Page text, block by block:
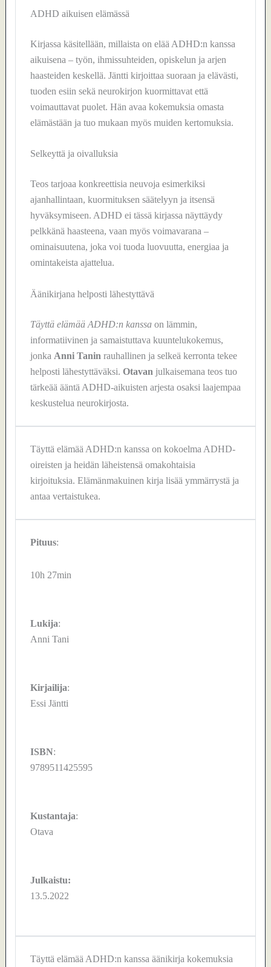
ADHD aikuisen elämässä
Kirjassa käsitellään, millaista on elää ADHD:n kanssa
aikuisena – työn, ihmissuhteiden, opiskelun ja arjen
haasteiden keskellä. Jäntti kirjoittaa suoraan ja elävästi,
tuoden esiin sekä neurokirjon kuormittavat että
voimauttavat puolet. Hän avaa kokemuksia omasta
elämästään ja tuo mukaan myös muiden kertomuksia.
Selkeyttä ja oivalluksia
Teos tarjoaa konkreettisia neuvoja esimerkiksi
ajanhallintaan, kuormituksen säätelyyn ja itsensä
hyväksymiseen. ADHD ei tässä kirjassa näyttäydy
pelkkänä haasteena, vaan myös voimavarana –
ominaisuutena, joka voi tuoda luovuutta, energiaa ja
omintakeista ajattelua.
Äänikirjana helposti lähestyttävä
Täyttä elämää ADHD:n kanssaon lämmin,
informatiivinen ja samaistuttava kuuntelukokemus,
jonka Anni Tanin rauhallinen ja selkeä kerronta tekee
helposti lähestyttäväksi. Otavan julkaisemana teos tuo
tärkeää ääntä ADHD-aikuisten arjesta osaksi laajempaa
keskustelua neurokirjosta.
Täyttä elämää ADHD:n kanssa on kokoelma ADHD-
oireisten ja heidän läheistensä omakohtaisia
kirjoituksia. Elämänmakuinen kirja lisää ymmärrystä ja
antaa vertaistukea.
Pituus:
10h 27min
Lukija:
Anni Tani
Kirjailija:
Essi Jäntti
ISBN:
9789511425595
Kustantaja:
Otava
Julkaistu:
13.5.2022
Täyttä elämää ADHD:n kanssa äänikirja kokemuksia